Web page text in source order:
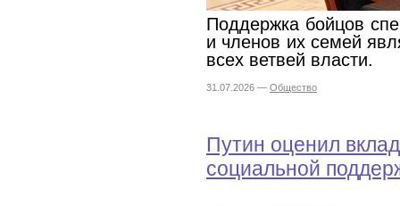
Поддержка бойцов
и членов их семей
всех ветвей власти.
31.07.2026 — Общество
Путин оценил
социальной